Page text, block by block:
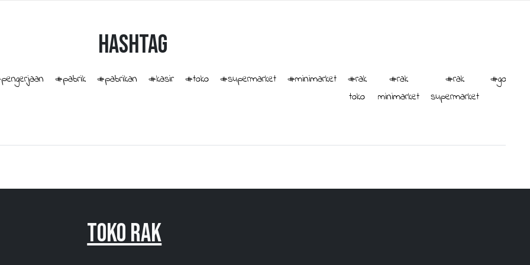
HashTag
#pabrik #pabrikan #kasir #toko #supermarket #minimarket
#rak
toko
#rak
minimarket
#rak
supermarket
#gondola
Toko Rak